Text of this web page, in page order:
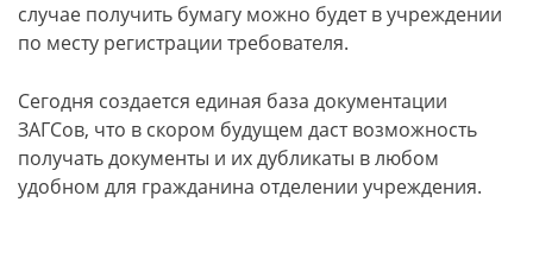
случае получить бумагу можно будет в учреждении
по месту регистрации требователя.
Сегодня создается единая база документации
ЗАГСов, что в скором будущем даст возможность
получать документы и их дубликаты в любом
удобном для гражданина отделении учреждения.